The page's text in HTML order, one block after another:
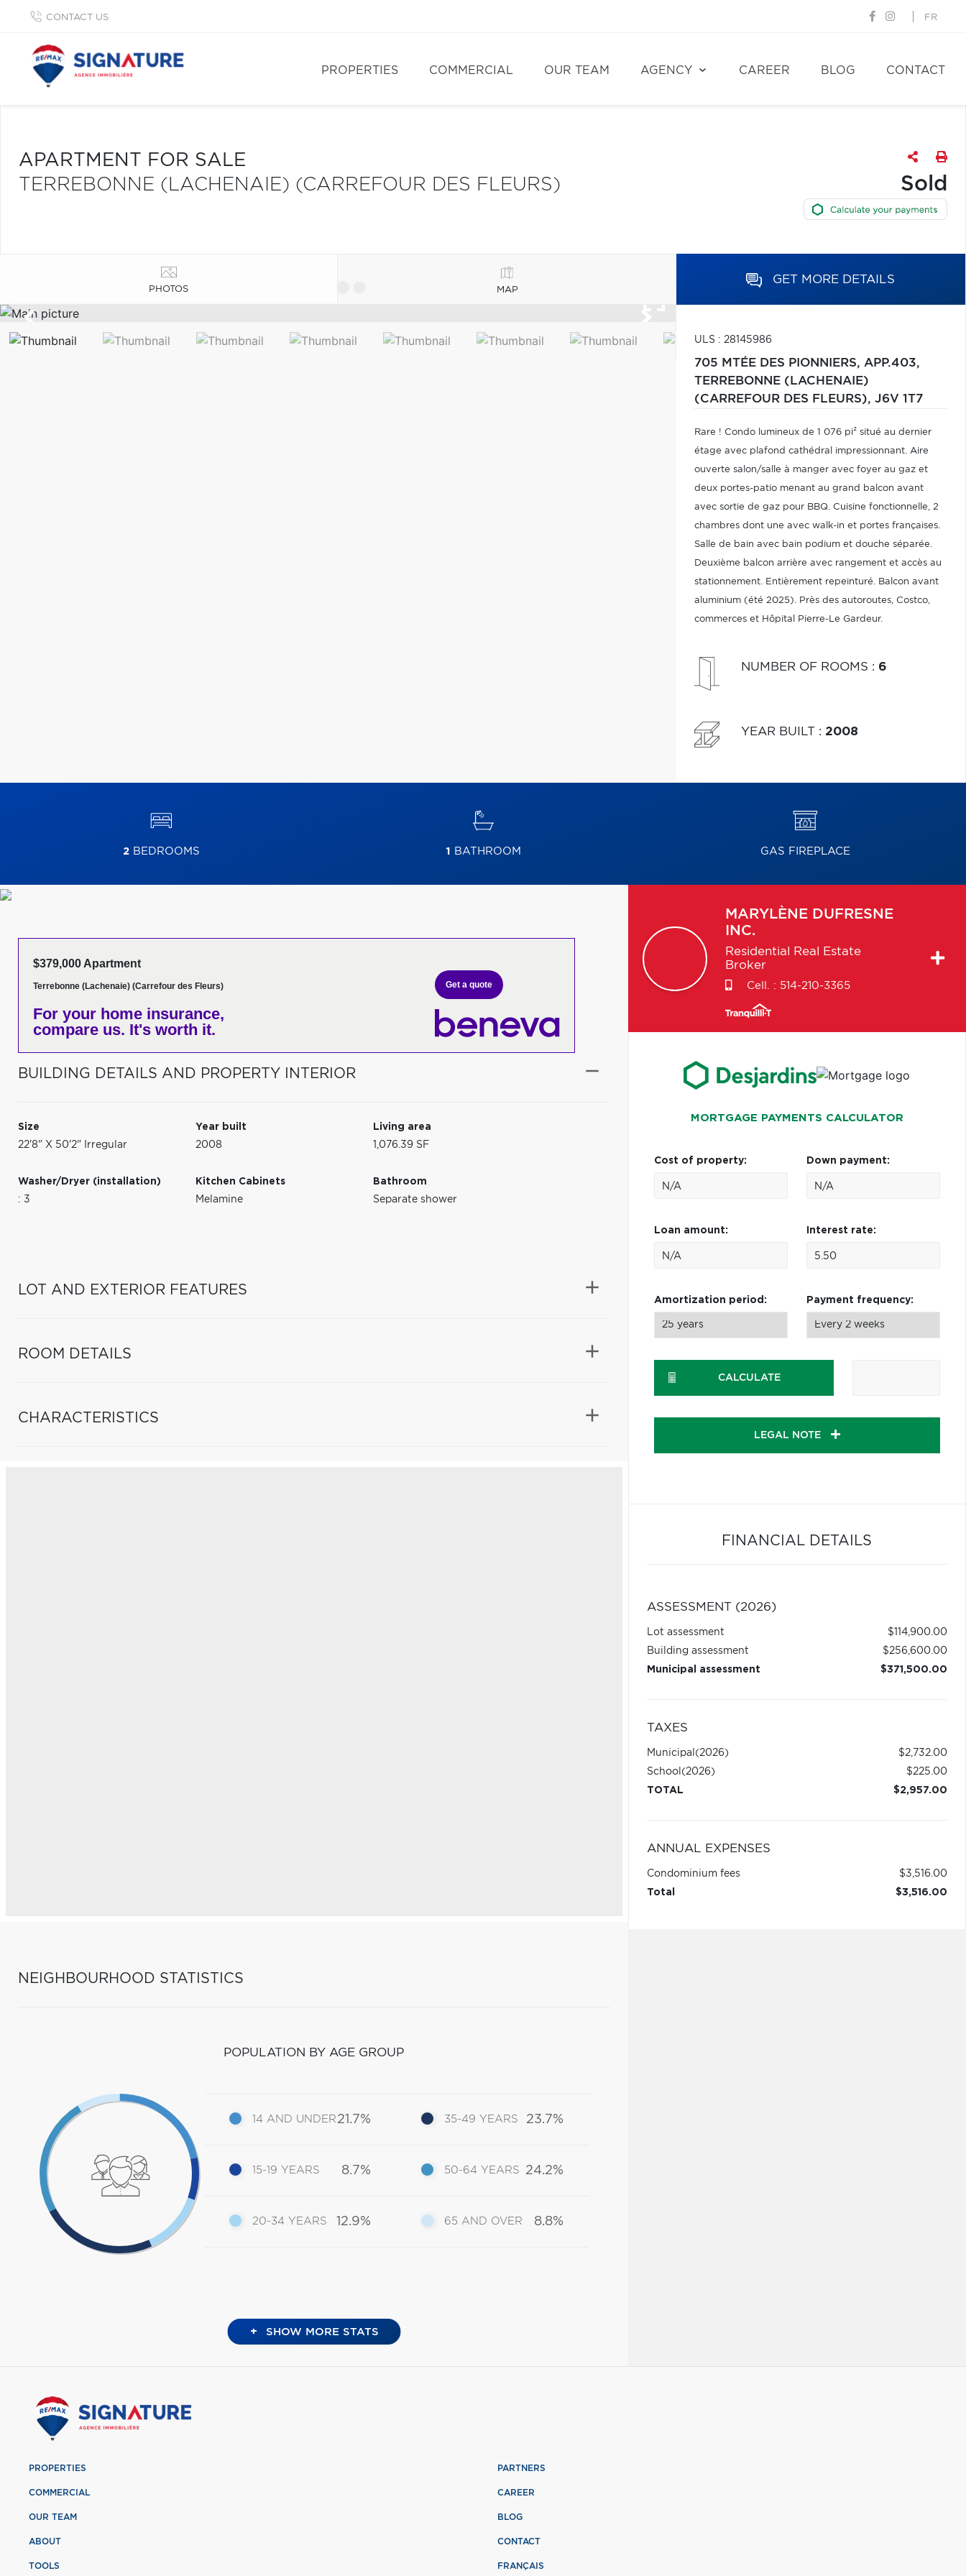
CONTACT US FR
PROPERTIES COMMERCIAL OUR TEAM AGENCY CAREER BLOG CONTACT
APARTMENT FOR SALE
TERREBONNE (LACHENAIE) (CARREFOUR DES FLEURS)
Sold
PHOTOS MAP
GET MORE DETAILS
ULS : 28145986
705 MTÉE DES PIONNIERS, APP.403,
TERREBONNE (LACHENAIE)
(CARREFOUR DES FLEURS), J6V 1T7
Rare ! Condo lumineux de 1 076 pi² situé au dernier
étage avec plafond cathédral impressionnant. Aire
ouverte salon/salle à manger avec foyer au gaz et
deux portes-patio menant au grand balcon avant
avec sortie de gaz pour BBQ. Cuisine fonctionnelle, 2
chambres dont une avec walk-in et portes françaises.
Salle de bain avec bain podium et douche séparée.
Deuxième balcon arrière avec rangement et accès au
stationnement. Entièrement repeinturé. Balcon avant
aluminium (été 2025). Près des autoroutes, Costco,
commerces et Hôpital Pierre-Le Gardeur.
NUMBER OF ROOMS : 6
YEAR BUILT : 2008
2BEDROOMS 1 BATHROOM GAS FIREPLACE
$379,000 Apartment
Terrebonne (Lachenaie) (Carrefour des Fleurs)
For your home insurance,
compare us. It's worth it.
Get a quote
BUILDING DETAILS AND PROPERTY INTERIOR
Size
22'8" X 50'2" Irregular
Year built
2008
Living area
1,076.39 SF
Washer/Dryer (installation)
: 3
Kitchen Cabinets
Melamine
Bathroom
Separate shower
LOT AND EXTERIOR FEATURES
ROOM DETAILS
CHARACTERISTICS
NEIGHBOURHOOD STATISTICS
POPULATION BY AGE GROUP
14 AND UNDER 21.7%
15-19 YEARS 8.7%
20-34 YEARS 12.9%
35-49 YEARS 23.7%
50-64 YEARS 24.2%
65 AND OVER 8.8%
+ SHOW MORE STATS
MARYLÈNE DUFRESNE
INC.
Residential Real Estate
Broker
Cell. : 514-210-3365
MORTGAGE PAYMENTS CALCULATOR
Cost of property: Down payment:
Loan amount: Interest rate:
Amortization period: Payment frequency:
CALCULATE
LEGAL NOTE
FINANCIAL DETAILS
ASSESSMENT (2026)
Lot assessment
$114,900.00
Building assessment
$256,600.00
Municipal assessment
$371,500.00
TAXES
Municipal (2026)
$2,732.00
School (2026)
$225.00
TOTAL
$2,957.00
ANNUAL EXPENSES
Condominium fees
$3,516.00
Total
$3,516.00
PROPERTIES
COMMERCIAL
OUR TEAM
ABOUT
TOOLS
PARTNERS
CAREER
BLOG
CONTACT
FRANÇAIS